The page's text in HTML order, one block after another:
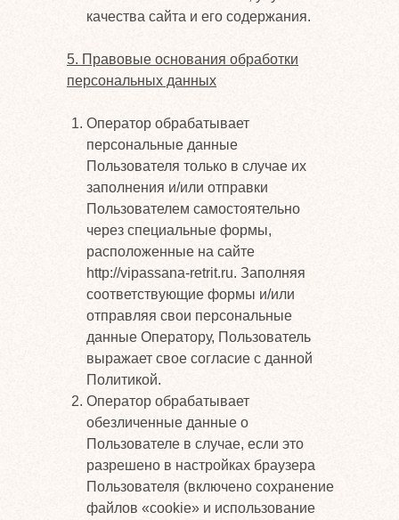
качества сайта и его содержания.
5. Правовые основания обработки
персональных данных
Оператор обрабатывает
персональные данные
Пользователя только в случае их
заполнения и/или отправки
Пользователем самостоятельно
через специальные формы,
расположенные на сайте
http://vipassana-retrit.ru. Заполняя
соответствующие формы и/или
отправляя свои персональные
данные Оператору, Пользователь
выражает свое согласие с данной
Политикой.
Оператор обрабатывает
обезличенные данные о
Пользователе в случае, если это
разрешено в настройках браузера
Пользователя (включено сохранение
файлов «cookie» и использование